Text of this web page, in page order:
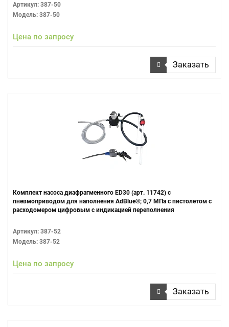
Артикул: 387-50
Модель: 387-50
Цена по запросу
Заказать
Комплект насоса диафрагменного ЕD30 (арт. 11742) с
пневмоприводом для наполнения AdBlue®; 0,7 МПа c пистолетом c
расходомером цифровым с индикацией переполнения
Артикул: 387-52
Модель: 387-52
Цена по запросу
Заказать